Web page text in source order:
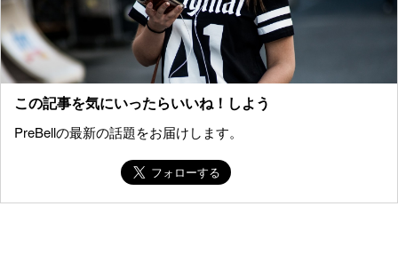
この記事を気にいったらいいね！しよう
PreBellの最新の話題をお届けします。